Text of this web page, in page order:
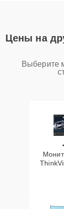
Цены на
Выберите